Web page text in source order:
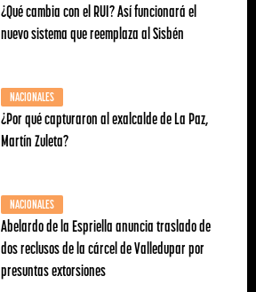
¿Qué cambia con el RUI? Así funcionará el
nuevo sistema que reemplaza al Sisbén
NACIONALES
¿Por qué capturaron al exalcalde de La Paz,
Martín Zuleta?
NACIONALES
Abelardo de la Espriella anuncia traslado de
dos reclusos de la cárcel de Valledupar por
presuntas extorsiones